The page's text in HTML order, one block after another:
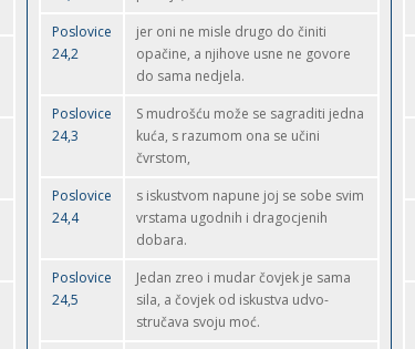
Poslovice
24,2
jer oni ne misle drugo do činiti
opačine, a njihove usne ne govore
do sama nedjela.
Poslovice
24,3
S mudrošću može se sagraditi jedna
kuća, s razumom ona se učini
čvrstom,
Poslovice
24,4
s iskustvom napune joj se sobe svim
vrstama ugodnih i dragocjenih
dobara.
Poslovice
24,5
Jedan zreo i mudar čovjek je sama
sila, a čovjek od iskustva udvo-
stručava svoju moć.